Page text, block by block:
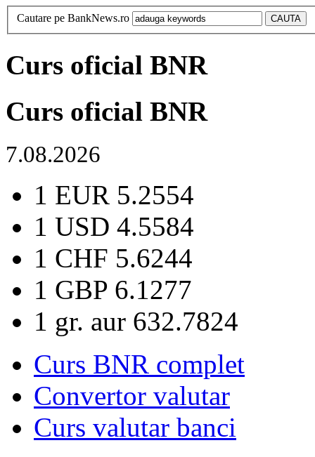
Cautare pe BankNews.ro
Curs oficial BNR
Curs oficial BNR
7.08.2026
1 EUR 5.2554
1 USD 4.5584
1 CHF 5.6244
1 GBP 6.1277
1 gr. aur 632.7824
Curs BNR complet
Convertor valutar
Curs valutar banci